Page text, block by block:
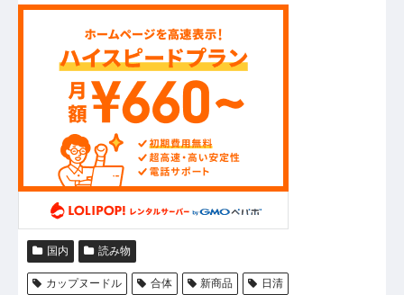
国内 読み物
カップヌードル 合体 新商品 日清